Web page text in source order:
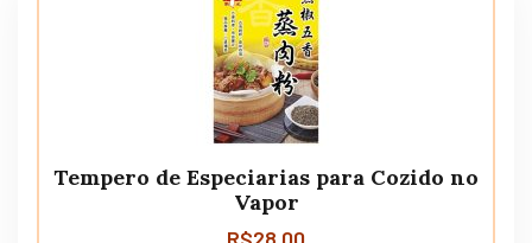
Tempero de Especiarias para Cozido no
Vapor